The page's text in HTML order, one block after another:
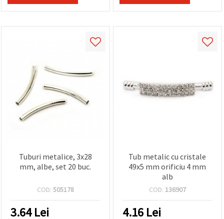
Tuburi metalice, 3x28
mm, albe, set 20 buc.
COD: 505178
3.64Lei
Tub metalic cu cristale
49x5 mm orificiu 4 mm
alb
COD: 136907
4.16 Lei